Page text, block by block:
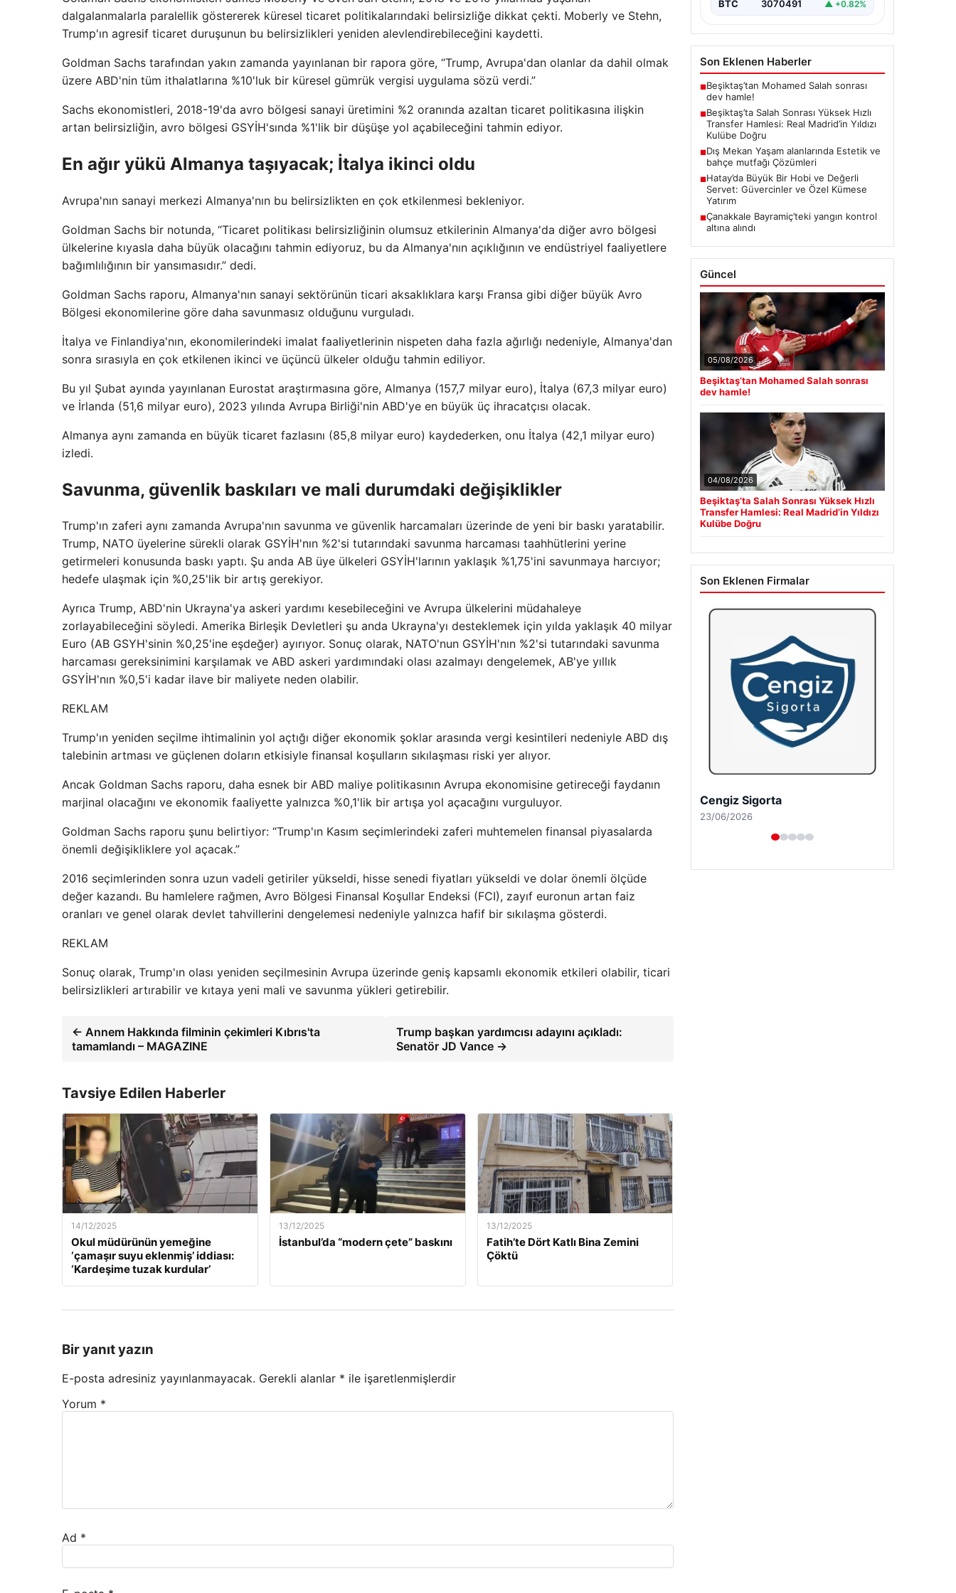
dalgalanmalarla paralellik göstererek küresel ticaret politikalarındaki belirsizliğe dikkat çekti. Moberly ve Stehn,
Trump'ın agresif ticaret duruşunun bu belirsizlikleri yeniden alevlendirebileceğini kaydetti.
Goldman Sachs tarafından yakın zamanda yayınlanan bir rapora göre, “Trump, Avrupa'dan olanlar da dahil olmak
üzere ABD'nin tüm ithalatlarına %10'luk bir küresel gümrük vergisi uygulama sözü verdi.”
Sachs ekonomistleri, 2018-19'da avro bölgesi sanayi üretimini %2 oranında azaltan ticaret politikasına ilişkin
artan belirsizliğin, avro bölgesi GSYİH'sında %1'lik bir düşüşe yol açabileceğini tahmin ediyor.
En ağır yükü Almanya taşıyacak; İtalya ikinci oldu
Avrupa'nın sanayi merkezi Almanya'nın bu belirsizlikten en çok etkilenmesi bekleniyor.
Goldman Sachs bir notunda, “Ticaret politikası belirsizliğinin olumsuz etkilerinin Almanya'da diğer avro bölgesi
ülkelerine kıyasla daha büyük olacağını tahmin ediyoruz, bu da Almanya'nın açıklığının ve endüstriyel faaliyetlere
bağımlılığının bir yansımasıdır.” dedi.
Goldman Sachs raporu, Almanya'nın sanayi sektörünün ticari aksaklıklara karşı Fransa gibi diğer büyük Avro
Bölgesi ekonomilerine göre daha savunmasız olduğunu vurguladı.
İtalya ve Finlandiya'nın, ekonomilerindeki imalat faaliyetlerinin nispeten daha fazla ağırlığı nedeniyle, Almanya'dan
sonra sırasıyla en çok etkilenen ikinci ve üçüncü ülkeler olduğu tahmin ediliyor.
Bu yıl Şubat ayında yayınlanan Eurostat araştırmasına göre, Almanya (157,7 milyar euro), İtalya (67,3 milyar euro)
ve İrlanda (51,6 milyar euro), 2023 yılında Avrupa Birliği'nin ABD'ye en büyük üç ihracatçısı olacak.
Almanya aynı zamanda en büyük ticaret fazlasını (85,8 milyar euro) kaydederken, onu İtalya (42,1 milyar euro)
izledi.
Savunma, güvenlik baskıları ve mali durumdaki değişiklikler
Trump'ın zaferi aynı zamanda Avrupa'nın savunma ve güvenlik harcamaları üzerinde de yeni bir baskı yaratabilir.
Trump, NATO üyelerine sürekli olarak GSYİH'nın %2'si tutarındaki savunma harcaması taahhütlerini yerine
getirmeleri konusunda baskı yaptı. Şu anda AB üye ülkeleri GSYİH'larının yaklaşık %1,75'ini savunmaya harcıyor;
hedefe ulaşmak için %0,25'lik bir artış gerekiyor.
Ayrıca Trump, ABD'nin Ukrayna'ya askeri yardımı kesebileceğini ve Avrupa ülkelerini müdahaleye
zorlayabileceğini söyledi. Amerika Birleşik Devletleri şu anda Ukrayna'yı desteklemek için yılda yaklaşık 40 milyar
Euro (AB GSYH'sinin %0,25'ine eşdeğer) ayırıyor. Sonuç olarak, NATO'nun GSYİH'nın %2'si tutarındaki savunma
harcaması gereksinimini karşılamak ve ABD askeri yardımındaki olası azalmayı dengelemek, AB'ye yıllık
GSYİH'nın %0,5'i kadar ilave bir maliyete neden olabilir.
REKLAM
Trump'ın yeniden seçilme ihtimalinin yol açtığı diğer ekonomik şoklar arasında vergi kesintileri nedeniyle ABD dış
talebinin artması ve güçlenen doların etkisiyle finansal koşulların sıkılaşması riski yer alıyor.
Ancak Goldman Sachs raporu, daha esnek bir ABD maliye politikasının Avrupa ekonomisine getireceği faydanın
marjinal olacağını ve ekonomik faaliyette yalnızca %0,1'lik bir artışa yol açacağını vurguluyor.
Goldman Sachs raporu şunu belirtiyor: “Trump'ın Kasım seçimlerindeki zaferi muhtemelen finansal piyasalarda
önemli değişikliklere yol açacak.”
2016 seçimlerinden sonra uzun vadeli getiriler yükseldi, hisse senedi fiyatları yükseldi ve dolar önemli ölçüde
değer kazandı. Bu hamlelere rağmen, Avro Bölgesi Finansal Koşullar Endeksi (FCI), zayıf euronun artan faiz
oranları ve genel olarak devlet tahvillerini dengelemesi nedeniyle yalnızca hafif bir sıkılaşma gösterdi.
REKLAM
Sonuç olarak, Trump'ın olası yeniden seçilmesinin Avrupa üzerinde geniş kapsamlı ekonomik etkileri olabilir, ticari
belirsizlikleri artırabilir ve kıtaya yeni mali ve savunma yükleri getirebilir.
← Annem Hakkında filminin çekimleri Kıbrıs'ta
tamamlandı – MAGAZINE
Trump başkan yardımcısı adayını açıkladı:
Senatör JD Vance →
Tavsiye Edilen Haberler
14/12/2025
Okul müdürünün yemeğine
‘çamaşır suyu eklenmiş’ iddiası:
‘Kardeşime tuzak kurdular’
13/12/2025
İstanbul’da “modern çete” baskını
13/12/2025
Fatih’te Dört Katlı Bina Zemini
Çöktü
Bir yanıt yazın
E-posta adresiniz yayınlanmayacak. Gerekli alanlar * ile işaretlenmişlerdir
Yorum *
Ad *
BTC 3070491 ▲ +0.82%
Son Eklenen Haberler
■Beşiktaş’tan Mohamed Salah sonrası
dev hamle!
■Beşiktaş’ta Salah Sonrası Yüksek Hızlı
Transfer Hamlesi: Real Madrid’in Yıldızı
Kulübe Doğru
■Dış Mekan Yaşam alanlarında Estetik ve
bahçe mutfağı Çözümleri
■Hatay’da Büyük Bir Hobi ve Değerli
Servet: Güvercinler ve Özel Kümese
Yatırım
■Çanakkale Bayramiç’teki yangın kontrol
altına alındı
Güncel
05/08/2026
Beşiktaş’tan Mohamed Salah sonrası
dev hamle!
04/08/2026
Beşiktaş’ta Salah Sonrası Yüksek Hızlı
Transfer Hamlesi: Real Madrid’in Yıldızı
Kulübe Doğru
Son Eklenen Firmalar
Hastaş Beton
26/05/2026